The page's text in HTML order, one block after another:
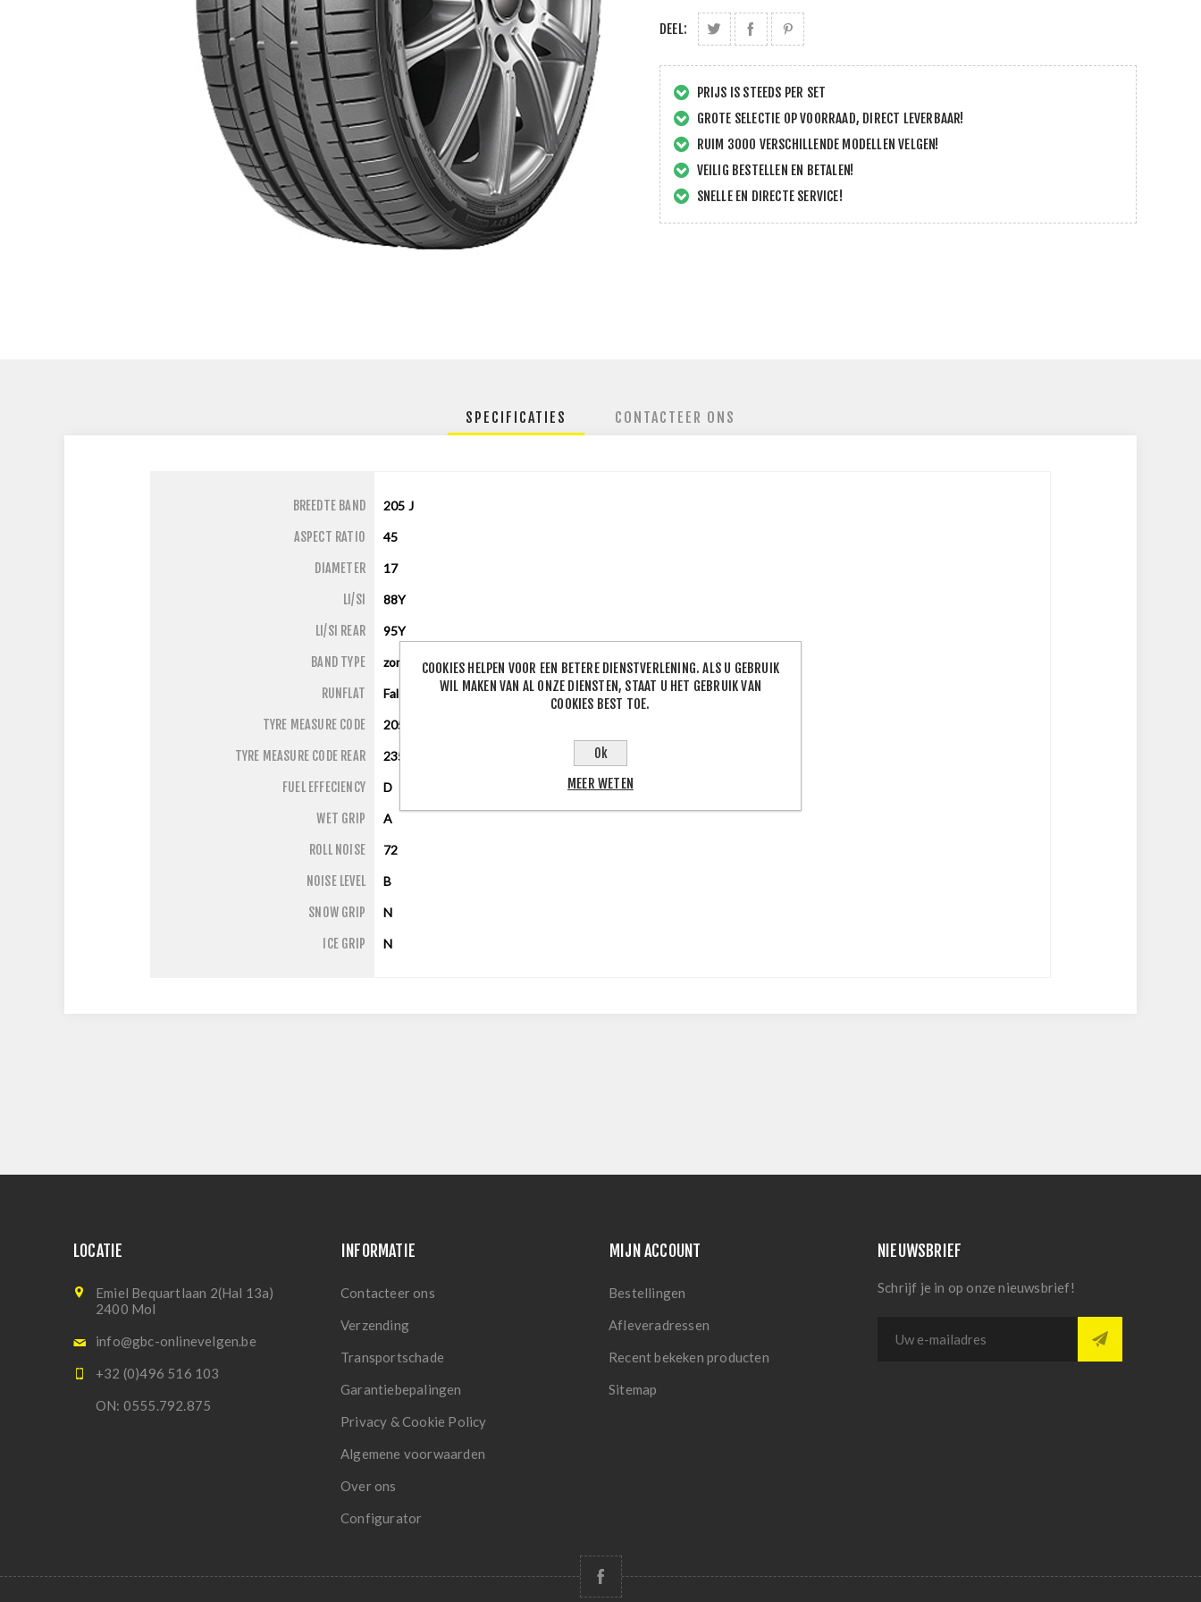
DEEL:
PRIJS IS STEEDS PER SET
GROTE SELECTIE OP VOORRAAD, DIRECT LEVERBAAR!
RUIM 3000 VERSCHILLENDE MODELLEN VELGEN!
VEILIG BESTELLEN EN BETALEN!
SNELLE EN DIRECTE SERVICE!
SPECIFICATIES CONTACTEER ONS
BREEDTE BAND 205 J
ASPECT RATIO 45
DIAMETER 17
LI/SI 88Y
LI/SI REAR 95Y
BAND TYPE zomer
RUNFLAT False
TYRE MEASURE CODE 2054517
TYRE MEASURE CODE REAR 2354018
FUEL EFFECIENCY D
WET GRIP A
ROLL NOISE 72
NOISE LEVEL B
SNOW GRIP N
ICE GRIP N
LOCATIE
Emiel Bequartlaan 2(Hal 13a)
2400 Mol
info@gbc-onlinevelgen.be
+32 (0)496 516 103
ON: 0555.792.875
INFORMATIE
Contacteer ons
Verzending
Transportschade
Garantiebepalingen
Privacy & Cookie Policy
Algemene voorwaarden
Over ons
Configurator
MIJN ACCOUNT
Bestellingen
Afleveradressen
Recent bekeken producten
Sitemap
NIEUWSBRIEF
Schrijf je in op onze nieuwsbrief!
COOKIES HELPEN VOOR EEN BETERE DIENSTVERLENING. ALS U GEBRUIK
WIL MAKEN VAN AL ONZE DIENSTEN, STAAT U HET GEBRUIK VAN
COOKIES BEST TOE.
Ok
MEER WETEN